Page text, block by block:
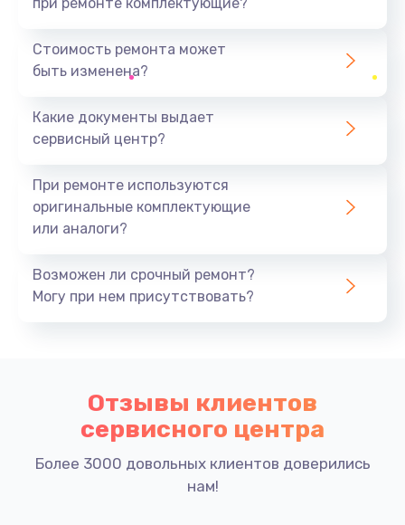
Стоимость ремонта может
быть изменена?
Какие документы выдает
сервисный центр?
При ремонте используются
оригинальные комплектующие
или аналоги?
Возможен ли срочный ремонт?
Могу при нем присутствовать?
Отзывы клиентов
сервисного центра
Более 3000 довольных клиентов доверились
нам!